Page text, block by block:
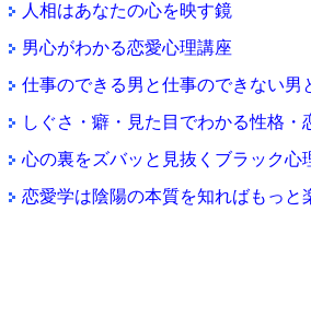
人相はあなたの心を映す鏡
男心がわかる恋愛心理講座
仕事のできる男と仕事のできない男
しぐさ・癖・見た目でわかる性格・
心の裏をズバッと見抜くブラック心
恋愛学は陰陽の本質を知ればもっと